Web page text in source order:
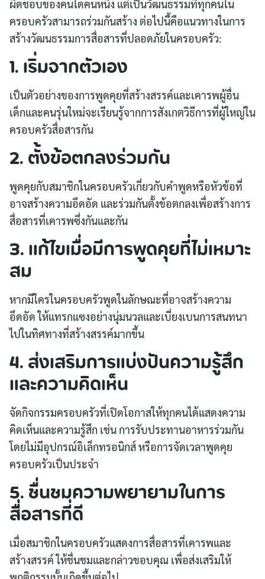
ผิดชอบของคนใดคนหนึ่ง แต่เป็นวัฒนธรรมที่ทุกคนใน
ครอบครัวสามารถร่วมกันสร้าง ต่อไปนี้คือแนวทางในการ
สร้างวัฒนธรรมการสื่อสารที่ปลอดภัยในครอบครัว:
1. เริ่มจากตัวเอง
เป็นตัวอย่างของการพูดคุยที่สร้างสรรค์และเคารพผู้อื่น
เด็กและคนรุ่นใหม่จะเรียนรู้จากการสังเกตวิธีการที่ผู้ใหญ่ใน
ครอบครัวสื่อสารกัน
2. ตั้งข้อตกลงร่วมกัน
พูดคุยกับสมาชิกในครอบครัวเกี่ยวกับคำพูดหรือหัวข้อที่
อาจสร้างความอึดอัด และร่วมกันตั้งข้อตกลงเพื่อสร้างการ
สื่อสารที่เคารพซึ่งกันและกัน
3. แก้ไขเมื่อมีการพูดคุยที่ไม่เหมาะ
สม
หากมีใครในครอบครัวพูดในลักษณะที่อาจสร้างความ
อึดอัด ให้แทรกแซงอย่างนุ่มนวลและเบี่ยงเบนการสนทนา
ไปในทิศทางที่สร้างสรรค์มากขึ้น
4. ส่งเสริมการแบ่งปันความรู้สึก
และความคิดเห็น
จัดกิจกรรมครอบครัวที่เปิดโอกาสให้ทุกคนได้แสดงความ
คิดเห็นและความรู้สึก เช่น การรับประทานอาหารร่วมกัน
โดยไม่มีอุปกรณ์อิเล็กทรอนิกส์ หรือการจัดเวลาพูดคุย
ครอบครัวเป็นประจำ
5. ชื่นชมความพยายามในการ
สื่อสารที่ดี
เมื่อสมาชิกในครอบครัวแสดงการสื่อสารที่เคารพและ
สร้างสรรค์ ให้ชื่นชมและกล่าวขอบคุณ เพื่อส่งเสริมให้